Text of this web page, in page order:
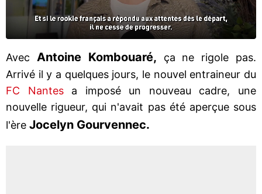
Avec Antoine Kombouaré, ça ne rigole pas.
Arrivé il y a quelques jours, le nouvel entraineur du
FC Nantes a imposé un nouveau cadre, une
nouvelle rigueur, qui n'avait pas été aperçue sous
l'ère Jocelyn Gourvennec.